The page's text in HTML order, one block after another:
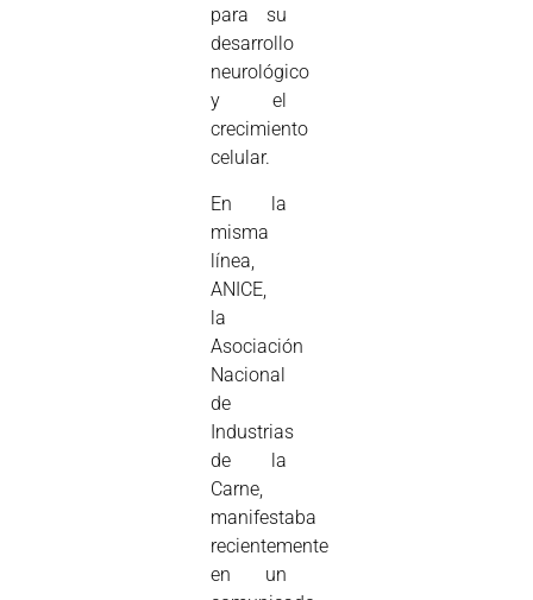
para su
desarrollo
neurológico
y el
crecimiento
celular.
En la
misma
línea,
ANICE,
la
Asociación
Nacional
de
Industrias
de la
Carne,
manifestaba
recientemente
en un